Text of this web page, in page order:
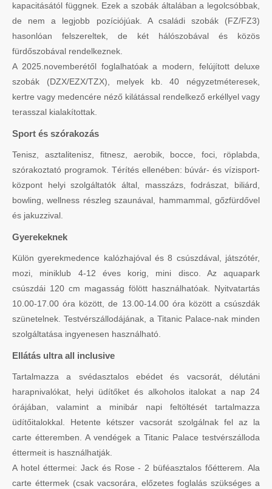
kapacitásától függnek. Ezek a szobák általában a legolcsóbbak,
de nem a legjobb pozíciójúak. A családi szobák (FZ/FZ3)
hasonlóan felszereltek, de két hálószobával és közös
fürdőszobával rendelkeznek.
A 2025.novemberétől foglalhatóak a modern, felújított deluxe
szobák (DZX/EZX/TZX), melyek kb. 40 négyzetméteresek,
kertre vagy medencére néző kilátással rendelkező erkéllyel vagy
terasszal kialakítottak.
Sport és szórakozás
Tenisz, asztalitenisz, fitnesz, aerobik, bocce, foci, röplabda,
szórakoztató programok. Térítés ellenében: búvár- és vízisport-
központ helyi szolgáltatók által, masszázs, fodrászat, biliárd,
bowling, wellness részleg szaunával, hammammal, gőzfürdővel
és jakuzzival.
Gyerekeknek
Külön gyerekmedence kalózhajóval és 8 csúszdával, játszótér,
mozi, miniklub 4-12 éves korig, mini disco. Az aquapark
csúszdái 120 cm magasság fölött használhatóak. Nyitvatartás
10.00-17.00 óra között, de 13.00-14.00 óra között a csúszdák
szünetelnek. Testvérszállodájának, a Titanic Palace-nak minden
szolgáltatása ingyenesen használható.
Ellátás ultra all inclusive
Tartalmazza a svédasztalos ebédet és vacsorát, délutáni
harapnivalókat, helyi üdítőket és alkoholos italokat a nap 24
órájában, valamint a minibár napi feltöltését tartalmazza
üdítőitalokkal. Hetente kétszer vacsorát szolgálnak fel az la
carte étteremben. A vendégek a Titanic Palace testvérszálloda
éttermeit is használhatják.
A hotel éttermei: Jack és Rose - 2 büféasztalos főétterem. Ala
carte éttermek (csak vacsorára, előzetes foglalás szükséges a